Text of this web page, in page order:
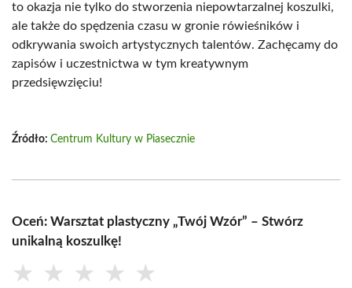
to okazja nie tylko do stworzenia niepowtarzalnej koszulki,
ale także do spędzenia czasu w gronie rówieśników i
odkrywania swoich artystycznych talentów. Zachęcamy do
zapisów i uczestnictwa w tym kreatywnym
przedsięwzięciu!
Źródło: Centrum Kultury w Piasecznie
Oceń: Warsztat plastyczny „Twój Wzór” – Stwórz
unikalną koszulkę!
★ ★ ★ ★ ★